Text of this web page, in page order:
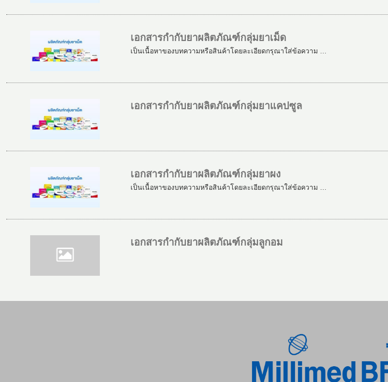
เอกสารกำกับยาผลิตภัณฑ์กลุ่มยาเม็ด
เป็นเนื้อหาของบทความหรือสินค้าโดยละเอียดกรุณาใส่ข้อความ …
เอกสารกำกับยาผลิตภัณฑ์กลุ่มยาแคปซูล
เอกสารกำกับยาผลิตภัณฑ์กลุ่มยาผง
เป็นเนื้อหาของบทความหรือสินค้าโดยละเอียดกรุณาใส่ข้อความ …
เอกสารกำกับยาผลิตภัณฑ์กลุ่มลูกอม